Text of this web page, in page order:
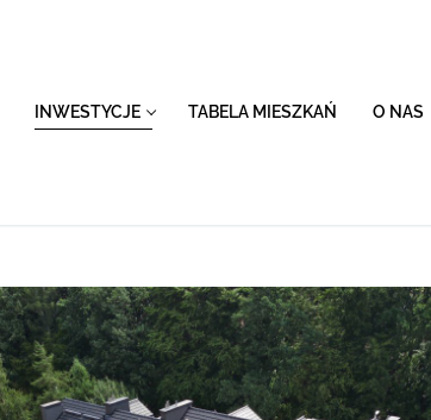
INWESTYCJE TABELA MIESZKAŃ O NAS